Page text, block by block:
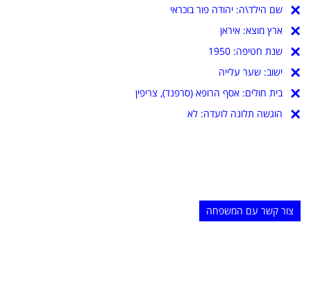
שם הילד\ה: יהודה פור בוכראי
ארץ מוצא: איראן
שנת חטיפה: 1950
ישוב: שער עלייה
בית חולים: אסף הרופא (סרפנד), צריפין
הוגשה תלונה לועדה: לא
צור קשר עם המשפחה